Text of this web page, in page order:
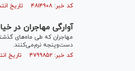
کد خبر: ۴۸۱۴۹۰۸ تاریخ انتشار : ۱۴۰۳/۱۰/۲۵
آوارگی مهاجران در
مهاجران که طی ماه‌های
دست‌وپنجه نرم‌می‌کنند.
کد خبر: ۴۷۹۹۸۵۲ تاریخ انتشار : ۱۴۰۳/۰۸/۰۱